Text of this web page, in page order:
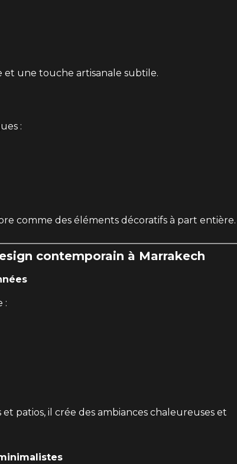
et une touche artisanale subtile.
:
comme des éléments décoratifs à part entière.
contemporain à Marrakech
:
et patios, il crée des ambiances chaleureuses et